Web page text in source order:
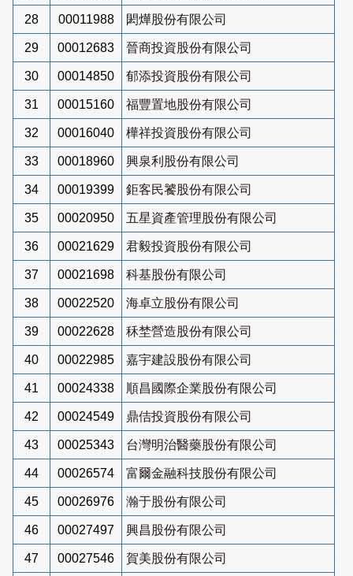
28 00011988 閎燁股份有限公司
29 00012683 晉商投資股份有限公司
30 00014850 郁添投資股份有限公司
31 00015160 福豐置地股份有限公司
32 00016040 樺祥投資股份有限公司
33 00018960 興泉利股份有限公司
34 00019399 鉅客民饕股份有限公司
35 00020950 五星資產管理股份有限公司
36 00021629 君毅投資股份有限公司
37 00021698 科基股份有限公司
38 00022520 海卓立股份有限公司
39 00022628 秝埜營造股份有限公司
40 00022985 嘉宇建設股份有限公司
41 00024338 順昌國際企業股份有限公司
42 00024549 鼎佶投資股份有限公司
43 00025343 台灣明治醫藥股份有限公司
44 00026574 富爾金融科技股份有限公司
45 00026976 瀚于股份有限公司
46 00027497 興昌股份有限公司
47 00027546 賀美股份有限公司